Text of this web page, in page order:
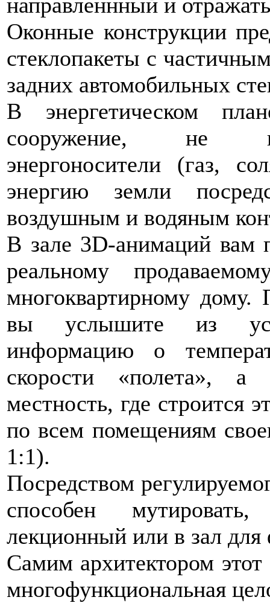
Оконные конструкции
стеклопакеты с
задних автомобильных
В энергетическом
сооружение, не
энергоносители (газ,
энергию земли
воздушным и водяным
В зале 3D-анимаций вам
реальному
многоквартирному дому.
вы услышите из уст
информацию о
скорости «полета», а
местность, где строится
по всем помещениям
1:1).
Посредством
способен
лекционный или в зал
Самим архитектором этот
многофункциональная